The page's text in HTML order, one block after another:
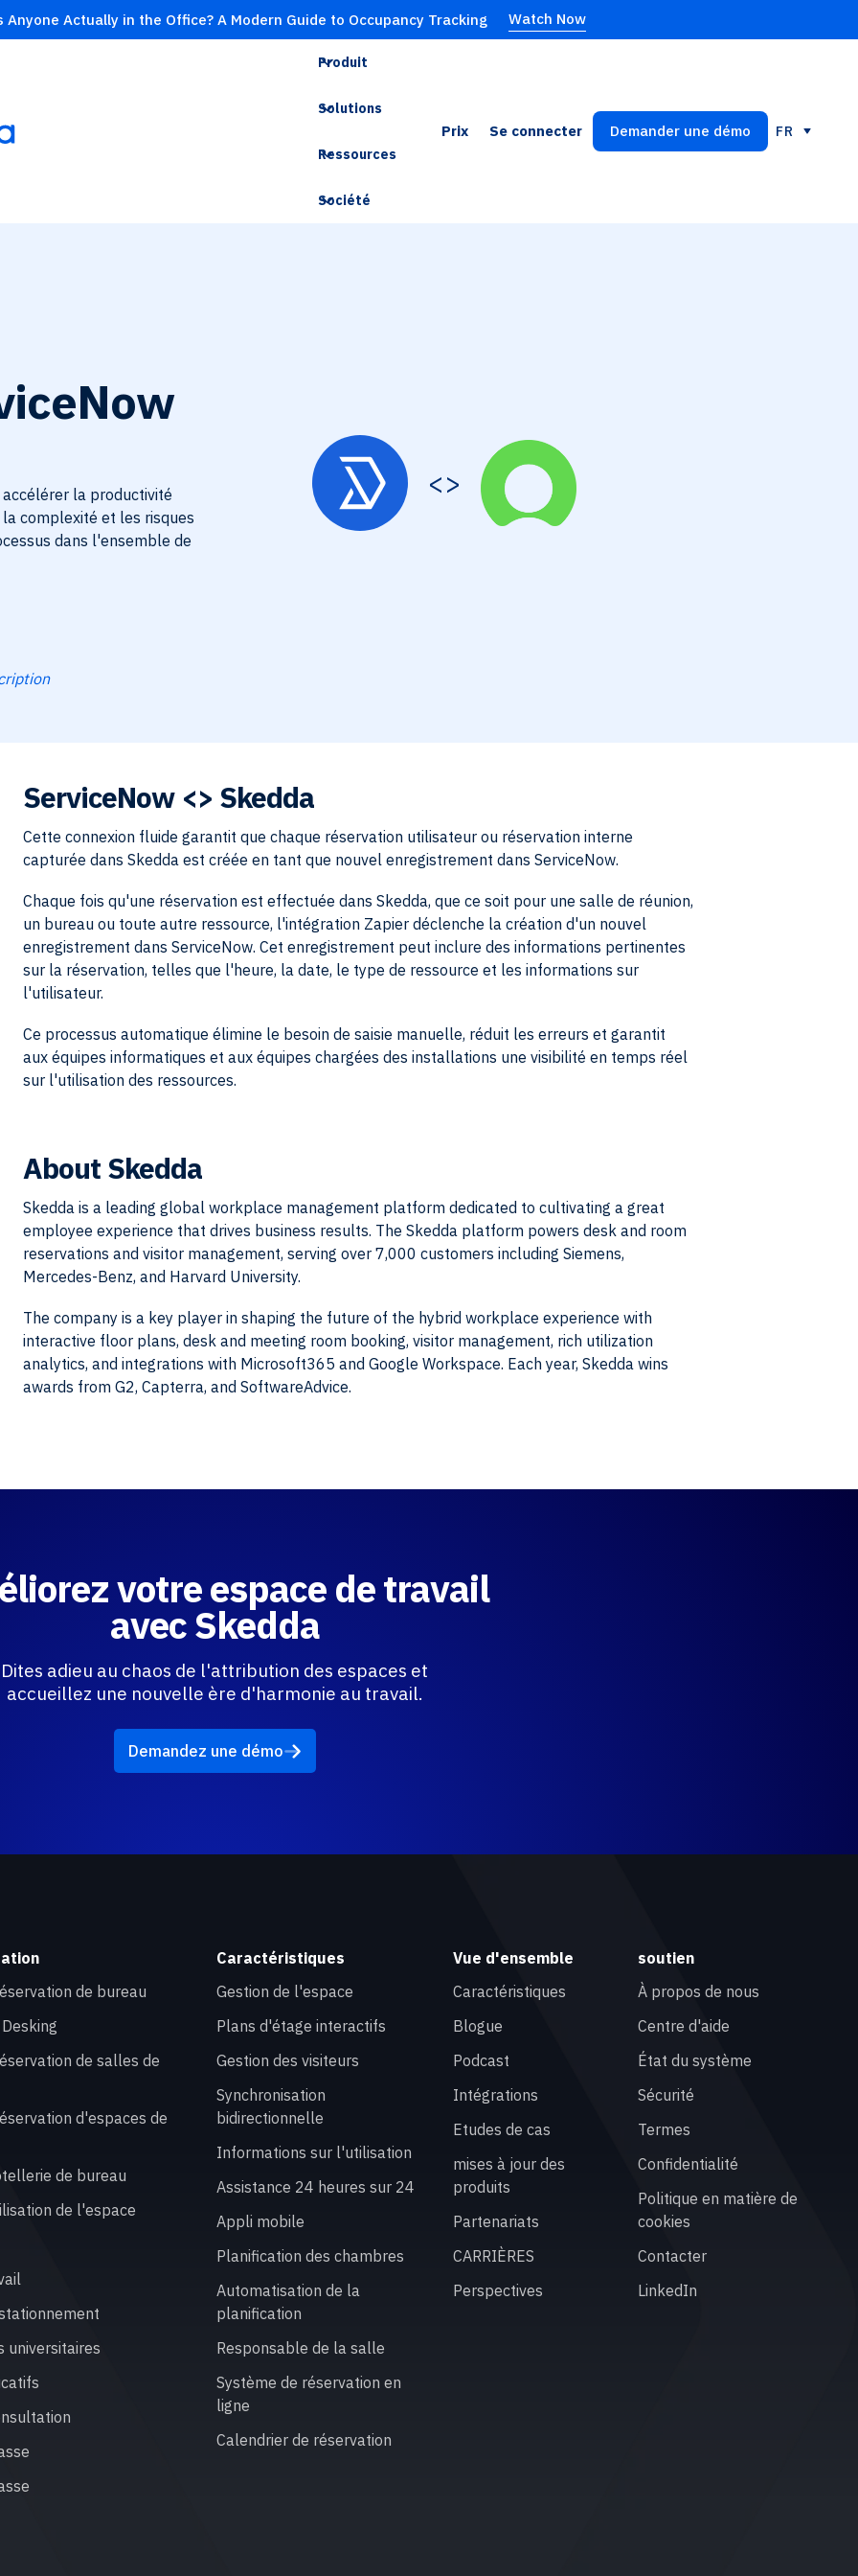
Anyone Actually in the Office? A Modern Guide to Occupancy Tracking Watch Now
Produit
Solutions
Ressources
Société
Prix Se connecter Demander une démo FR
accélérer la productivité
complexité et les risques
dans l'ensemble de
<>
ServiceNow <> Skedda
Cette connexion fluide garantit que chaque réservation utilisateur ou réservation interne
capturée dans Skedda est créée en tant que nouvel enregistrement dans ServiceNow.
Chaque fois qu'une réservation est effectuée dans Skedda, que ce soit pour une salle de réunion,
un bureau ou toute autre ressource, l'intégration Zapier déclenche la création d'un nouvel
enregistrement dans ServiceNow. Cet enregistrement peut inclure des informations pertinentes
sur la réservation, telles que l'heure, la date, le type de ressource et les informations sur
l'utilisateur.
Ce processus automatique élimine le besoin de saisie manuelle, réduit les erreurs et garantit
aux équipes informatiques et aux équipes chargées des installations une visibilité en temps réel
sur l'utilisation des ressources.
About Skedda
Skedda is a leading global workplace management platform dedicated to cultivating a great
employee experience that drives business results. The Skedda platform powers desk and room
reservations and visitor management, serving over 7,000 customers including Siemens,
Mercedes-Benz, and Harvard University.
The company is a key player in shaping the future of the hybrid workplace experience with
interactive floor plans, desk and meeting room booking, visitor management, rich utilization
analytics, and integrations with Microsoft365 and Google Workspace. Each year, Skedda wins
awards from G2, Capterra, and SoftwareAdvice.
votre espace de travail
avec Skedda
Dites adieu au chaos de l'attribution des espaces et
accueillez une nouvelle ère d'harmonie au travail.
Demandez une démo
de bureau
de salles de
d'espaces de
de bureau
de l'espace
universitaires
Caractéristiques
Gestion de l'espace
Plans d'étage interactifs
Gestion des visiteurs
Synchronisation
bidirectionnelle
Informations sur l'utilisation
Assistance 24 heures sur 24
Appli mobile
Planification des chambres
Automatisation de la
planification
Responsable de la salle
Système de réservation en
ligne
Calendrier de réservation
Vue d'ensemble
Caractéristiques
Blogue
Podcast
Intégrations
Etudes de cas
mises à jour des
produits
Partenariats
CARRIÈRES
Perspectives
soutien
À propos de nous
Centre d'aide
État du système
Sécurité
Termes
Confidentialité
Politique en matière de
cookies
Contacter
LinkedIn